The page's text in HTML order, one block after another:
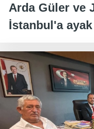
Arda Güler ve
İstanbul'a